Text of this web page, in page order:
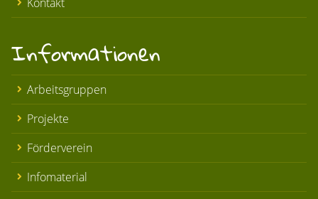
Informationen
Arbeitsgruppen
Projekte
Förderverein
Infomaterial